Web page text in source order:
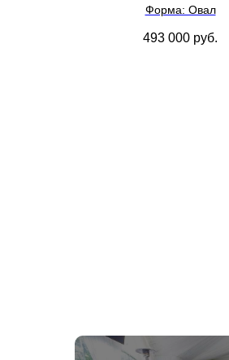
Форма: Овал
493 000 руб.